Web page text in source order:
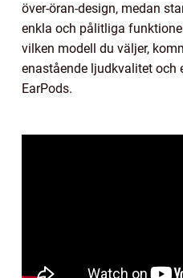
över-öran-design, medan
enkla och pålitliga
vilken modell du väljer,
enastående ljudkvalitet och
EarPods.